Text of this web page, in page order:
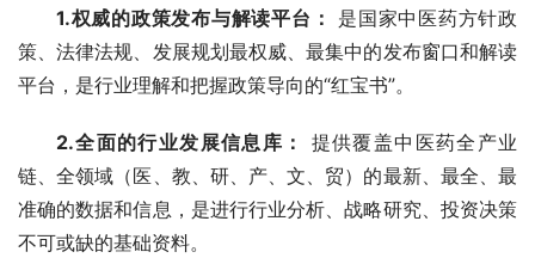
1.权威的政策发布与解读平台：
是国家中医药方针政
策、法律法规、发展规划最权威、最集中的发布窗口和解读
平台，是行业理解和把握政策导向的“红宝书”。
2.全面的行业发展信息库：
提供覆盖中医药全产业
链、全领域（医、教、研、产、文、贸）的最新、最全、最
准确的数据和信息，是进行行业分析、战略研究、投资决策
不可或缺的基础资料。